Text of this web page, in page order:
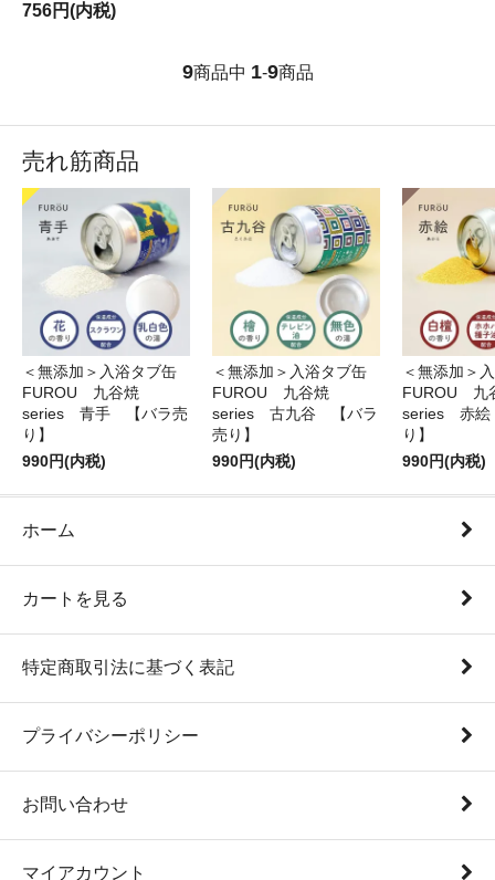
756円(内税)
9商品中 1-9商品
売れ筋商品
＜無添加＞入浴タブ缶
FUROU 九谷焼
series 青手 【バラ売
り】
990円(内税)
＜無添加＞入浴タブ缶
FUROU 九谷焼
series 古九谷 【バラ
売り】
990円(内税)
＜無添加＞
FUROU 九
series 赤
り】
990円(内税)
ホーム
カートを見る
特定商取引法に基づく表記
プライバシーポリシー
お問い合わせ
マイアカウント